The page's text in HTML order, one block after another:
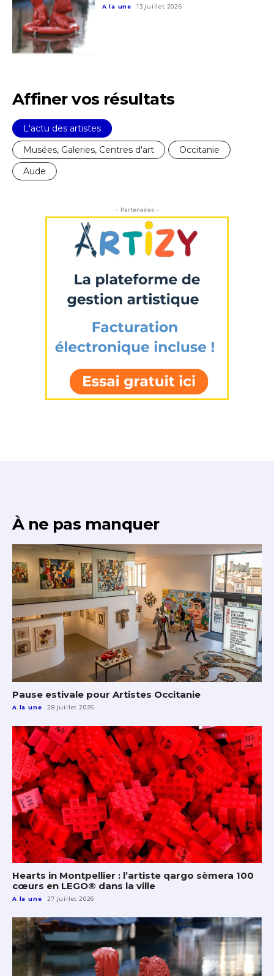
* Champ obligatoireA la une 13 juillet 2026
Affiner vos résultats
L'actu des artistes
Musées, Galeries, Centres d'art
Occitanie
Aude
- Partenaires -
À ne pas manquer
Pause estivale pour Artistes Occitanie
A la une 28 juillet 2026
Hearts in Montpellier : l’artiste qargo sèmera 100
cœurs en LEGO® dans la ville
A la une 27 juillet 2026